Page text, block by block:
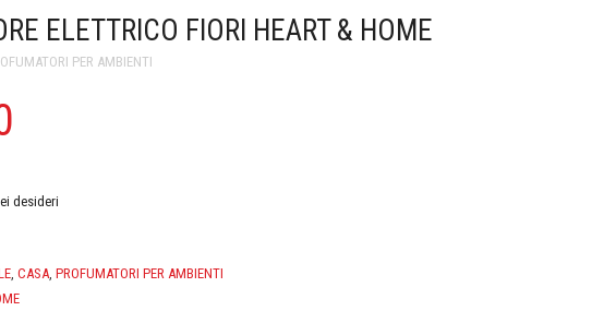
ELETTRICO FIORI HEART & HOME
PER AMBIENTI
desideri
CASA PROFUMATORI PER AMBIENTI